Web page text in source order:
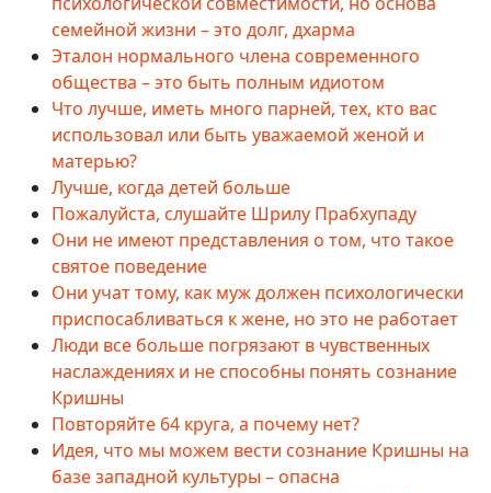
семейной жизни – это долг, дхарма
Эталон нормального члена современного
общества – это быть полным идиотом
Что лучше, иметь много парней, тех, кто вас
использовал или быть уважаемой женой и
матерью?
Лучше, когда детей больше
Пожалуйста, слушайте Шрилу Прабхупаду
Они не имеют представления о том, что такое
святое поведение
Они учат тому, как муж должен психологически
приспосабливаться к жене, но это не работает
Люди все больше погрязают в чувственных
наслаждениях и не способны понять сознание
Кришны
Повторяйте 64 круга, а почему нет?
Идея, что мы можем вести сознание Кришны на
базе западной культуры – опасна